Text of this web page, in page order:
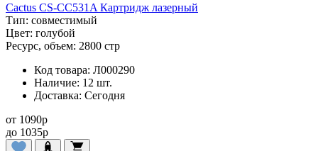
Cactus CS-CC531A Картридж лазерный
Тип: совместимый
Цвет: голубой
Ресурс, объем: 2800 стр
Код товара: Л000290
Наличие: 12 шт.
Доставка: Сегодня
от 1090p
до 1035p